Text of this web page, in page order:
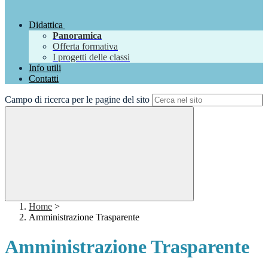
Didattica
Panoramica
Offerta formativa
I progetti delle classi
Info utili
Contatti
Campo di ricerca per le pagine del sito
Home >
Amministrazione Trasparente
Amministrazione Trasparente